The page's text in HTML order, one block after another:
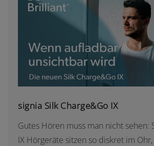
SIGNIA SILK
signia Silk Charge&Go IX
Gutes Hören muss man nicht sehen:
IX Hörgeräte sitzen so diskret im